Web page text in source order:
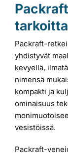
Packraft-
yhdistyvät
kevyellä,
nimensä
kompakti ja
ominaisuus
vesistöissä.
Packraft-